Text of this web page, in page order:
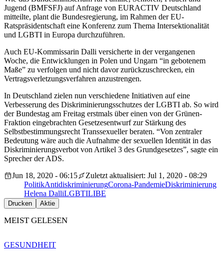
Jugend (BMFSFJ) auf Anfrage von EURACTIV Deutschland
mitteilte, plant die Bundesregierung, im Rahmen der EU-
Ratspräsidentschaft eine Konferenz zum Thema Intersektionalität
und LGBTI in Europa durchzuführen.
Auch EU-Kommissarin Dalli versicherte in der vergangenen
Woche, die Entwicklungen in Polen und Ungarn “in gebotenem
Maße” zu verfolgen und nicht davor zurückzuschrecken, ein
Vertragsverletzungsverfahren anzustrengen.
In Deutschland zielen nun verschiedene Initiativen auf eine
Verbesserung des Diskriminierungsschutzes der LGBTI ab. So wird
der Bundestag am Freitag erstmals über einen von der Grünen-
Fraktion eingebrachten Gesetzesentwurf zur Stärkung des
Selbstbestimmungsrecht Transsexueller beraten. “Von zentraler
Bedeutung wäre auch die Aufnahme der sexuellen Identität in das
Diskriminierungsverbot von Artikel 3 des Grundgesetzes”, sagte ein
Sprecher der ADS.
Jun 18, 2020 - 06:15
Zuletzt aktualisiert: Jul 1, 2020 - 08:29
PolitikAntidiskriminierungCorona-PandemieDiskriminierung
Helena DalliLGBTILIBE
Drucken Aktie
MEIST GELESEN
GESUNDHEIT